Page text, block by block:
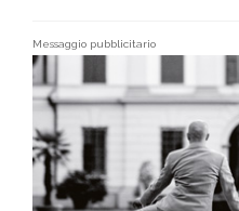
Messaggio pubblicitario